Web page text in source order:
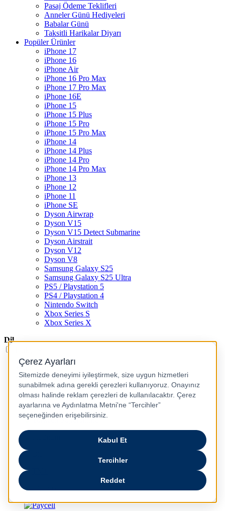
Pasaj Ödeme Teklifleri
Anneler Günü Hediyeleri
Babalar Günü
Taksitli Harikalar Diyarı
Popüler Ürünler
iPhone 17
iPhone 16
iPhone Air
iPhone 16 Pro Max
iPhone 17 Pro Max
iPhone 16E
iPhone 15
iPhone 15 Plus
iPhone 15 Pro
iPhone 15 Pro Max
iPhone 14
iPhone 14 Plus
iPhone 14 Pro
iPhone 14 Pro Max
iPhone 13
iPhone 12
iPhone 11
iPhone SE
Dyson Airwrap
Dyson V15
Dyson V15 Detect Submarine
Dyson Airstrait
Dyson V12
Dyson V8
Samsung Galaxy S25
Samsung Galaxy S25 Ultra
PS5 / Playstation 5
PS4 / Playstation 4
Nintendo Switch
Xbox Series S
Xbox Series X
Dil
English
عربى
русский